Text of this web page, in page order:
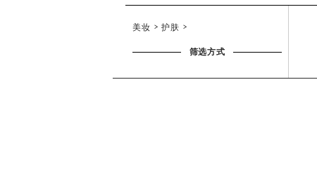
美妆
护肤
筛选方式